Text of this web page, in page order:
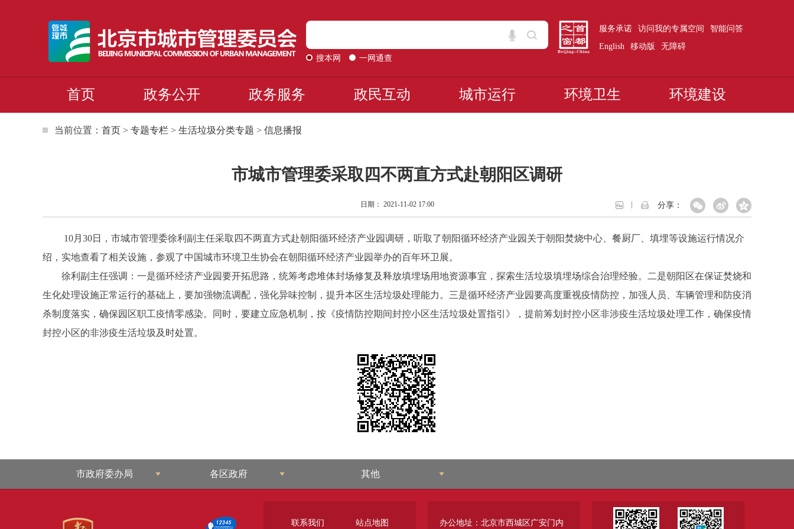
搜本网 一网通查
服务承诺 访问我的专属空间
智能问答
English
移动版 无障碍
首页 政务公开 政务服务 政民互动 城市运行 环境卫生 环境建设
当前位置： 首页 > 专题专栏 > 生活垃圾分类专题 > 信息播报
市城市管理委采取四不两直方式赴朝阳区调研
日期： 2021-11-02 17:00 分享：
10月30日，市城市管理委徐利副主任采取四不两直方式赴朝阳循环经济产业园调研，听取了朝阳循环经济产业园关于朝阳焚烧中心、餐厨厂、填埋等设施运行情况介
绍，实地查看了相关设施，参观了中国城市环境卫生协会在朝阳循环经济产业园举办的百年环卫展。
徐利副主任强调：一是循环经济产业园要开拓思路，统筹考虑堆体封场修复及释放填埋场用地资源事宜，探索生活垃圾填埋场综合治理经验。二是朝阳区在保证焚烧和
生化处理设施正常运行的基础上，要加强物流调配，强化异味控制，提升本区生活垃圾处理能力。三是循环经济产业园要高度重视疫情防控，加强人员、车辆管理和防疫消
杀制度落实，确保园区职工疫情零感染。同时，要建立应急机制，按《疫情防控期间封控小区生活垃圾处置指引》，提前筹划封控小区非涉疫生活垃圾处理工作，确保疫情
封控小区的非涉疫生活垃圾及时处置。
市政府委办局 各区政府 其他
联系我们 站点地图 办公地址： 北京市西城区广安门内